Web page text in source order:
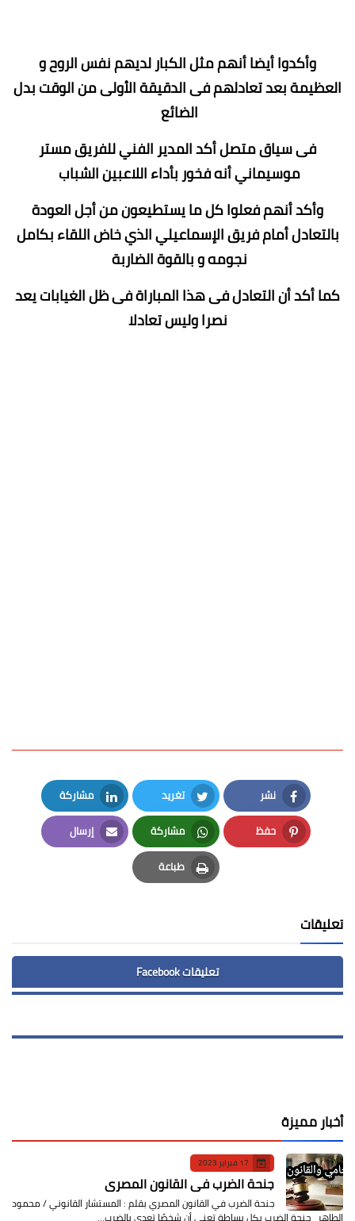
وأكدوا أيضا أنهم مثل الكبار لديهم نفس الروح و
العظيمة بعد تعادلهم فى الدقيقة الأولى من الوقت بدل
الضائع
فى سياق متصل أكد المدير الفني للفريق مستر
موسيماني أنه فخور بأداء اللاعبين الشباب
وأكد أنهم فعلوا كل ما يستطيعون من أجل العودة
بالتعادل أمام فريق الإسماعيلي الذي خاض اللقاء بكامل
نجومه و بالقوة الضاربة
كما أكد أن التعادل فى هذا المباراة فى ظل الغيابات يعد
نصرا وليس تعادلا
نشر
Facebook
تغريد
Twitter
مشاركة
LinkedIn
حفظ
Pinterest
مشاركة
Whatsapp
إرسال
Email
طباعة
Print
تعليقات
تعليقات Facebook
أخبار مميزة
17 فبراير 2023
جنحة الضرب في القانون المصري
جنحة الضرب في القانون المصري بقلم : المستشار القانوني / محمود